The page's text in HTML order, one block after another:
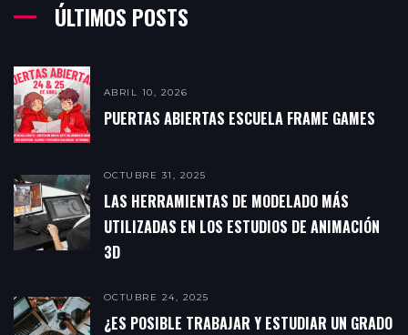
ÚLTIMOS POSTS
ABRIL 10, 2026
PUERTAS ABIERTAS ESCUELA FRAME GAMES
OCTUBRE 31, 2025
LAS HERRAMIENTAS DE MODELADO MÁS
UTILIZADAS EN LOS ESTUDIOS DE ANIMACIÓN
3D
OCTUBRE 24, 2025
¿ES POSIBLE TRABAJAR Y ESTUDIAR UN GRADO